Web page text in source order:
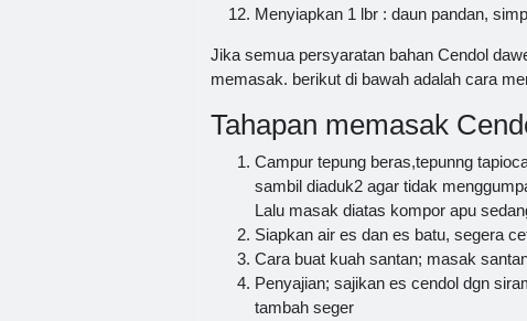
Menyiapkan 1 lbr : daun pandan,
Jika semua persyaratan bahan Cendol
memasak. berikut di bawah adalah cara
Tahapan memasak
Campur tepung beras,tepunng
sambil diaduk2 agar tidak
Lalu masak diatas kompor apu
Siapkan air es dan es batu, segera
Cara buat kuah santan; masak
Penyajian; sajikan es cendol dgn
tambah seger